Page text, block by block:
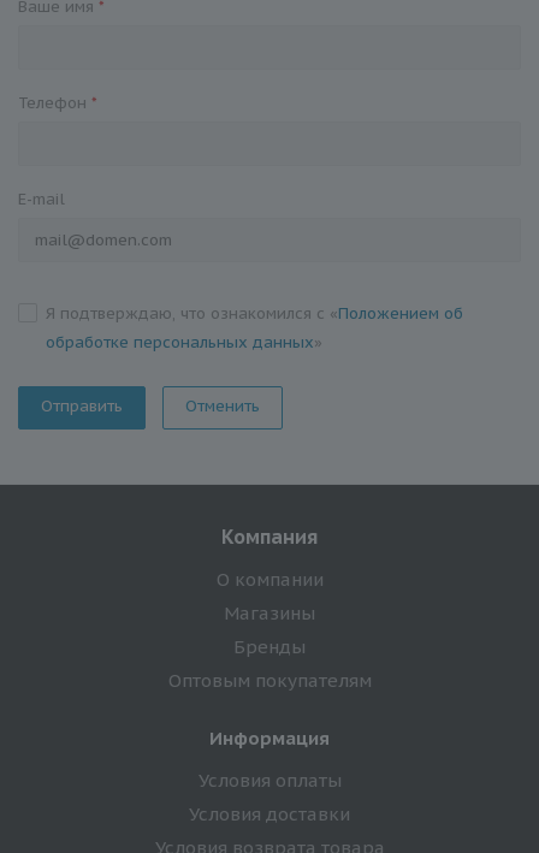
Ваше имя *
Телефон *
E-mail
Я подтверждаю, что ознакомился с «Положением об
обработке персональных данных»
Отменить
Компания
О компании
Магазины
Бренды
Оптовым покупателям
Информация
Условия оплаты
Условия доставки
Условия возврата товара